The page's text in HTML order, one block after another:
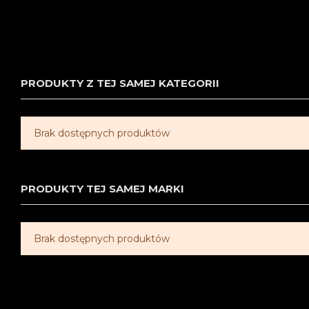
PRODUKTY Z TEJ SAMEJ KATEGORII
Brak dostępnych produktów
PRODUKTY TEJ SAMEJ MARKI
Brak dostępnych produktów